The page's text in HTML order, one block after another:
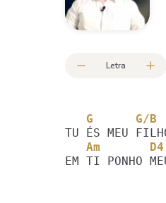
Letra
G      G/B
EM TI PONHO